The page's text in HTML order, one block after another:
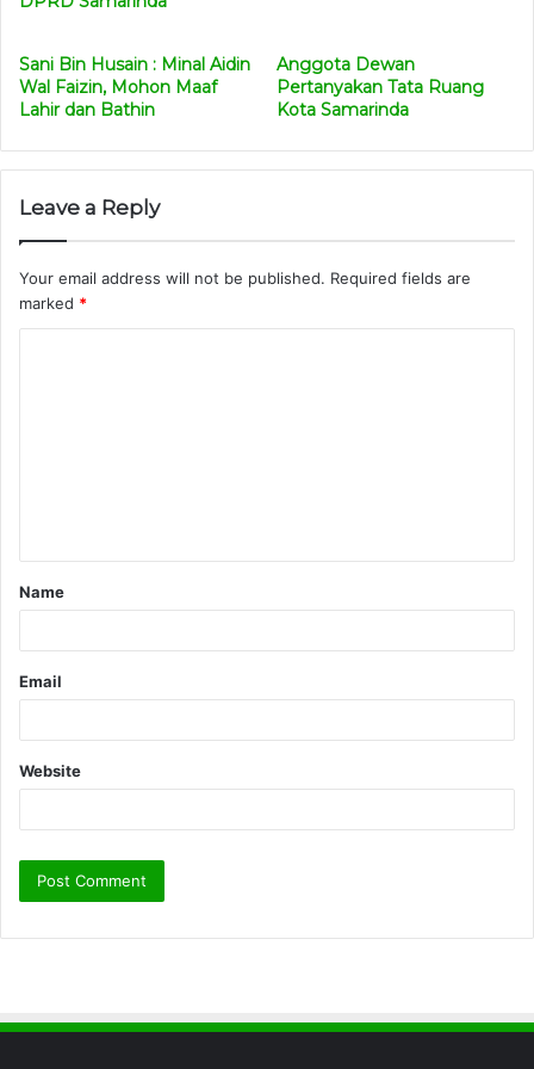
Sani Bin Husain : Minal Aidin
Wal Faizin, Mohon Maaf
Lahir dan Bathin
Anggota Dewan
Pertanyakan Tata Ruang
Kota Samarinda
Leave a Reply
Your email address will not be published. Required fields are
marked *
t
*
Name
Email
Website